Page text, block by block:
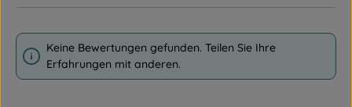
Keine Bewertungen gefunden. Teilen Sie Ihre
Erfahrungen mit anderen.